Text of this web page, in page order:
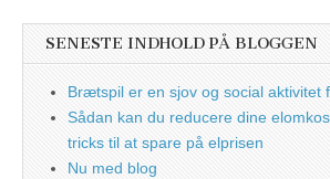
SENESTE INDHOLD PÅ BLOGGEN
Brætspil er en sjov og social aktivitet
Sådan kan du reducere dine
tricks til at spare på elprisen
Nu med blog